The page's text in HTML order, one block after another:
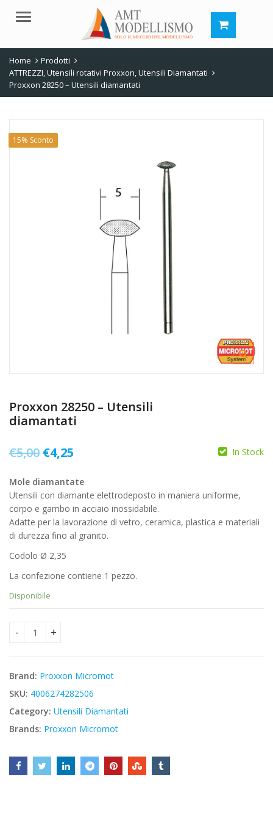
Menu
Home
Prodotti
ATTREZZI,Utensili rotativi Proxxon,Utensili Diamantati
Proxxon 28250 – Utensili diamantati
15% Sconto
Proxxon 28250 – Utensili
diamantati
€5,00 Il
originale
era:
€5,00.
€4,25
attuale
è:
€4,25.
In Stock
Mole diamantate
Utensili con diamante elettrodeposto in maniera uniforme,
corpo e gambo in acciaio inossidabile.
Adatte per la lavorazione di vetro, ceramica, plastica e materiali
di durezza fino al granito.
Codolo Ø 2,35
La confezione contiene 1 pezzo.
Disponibile
Proxxon 28250 - Utensili diamantati quantity
Brand: Proxxon Micromot
SKU: 4006274282506
Category: Utensili Diamantati
Brands: Proxxon Micromot